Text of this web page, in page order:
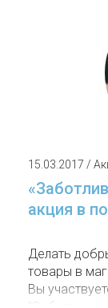
15.03.2017 /
акция в
Делать
товары в
Вы